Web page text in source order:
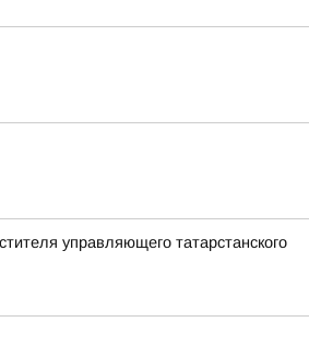
управляющего татарстанского